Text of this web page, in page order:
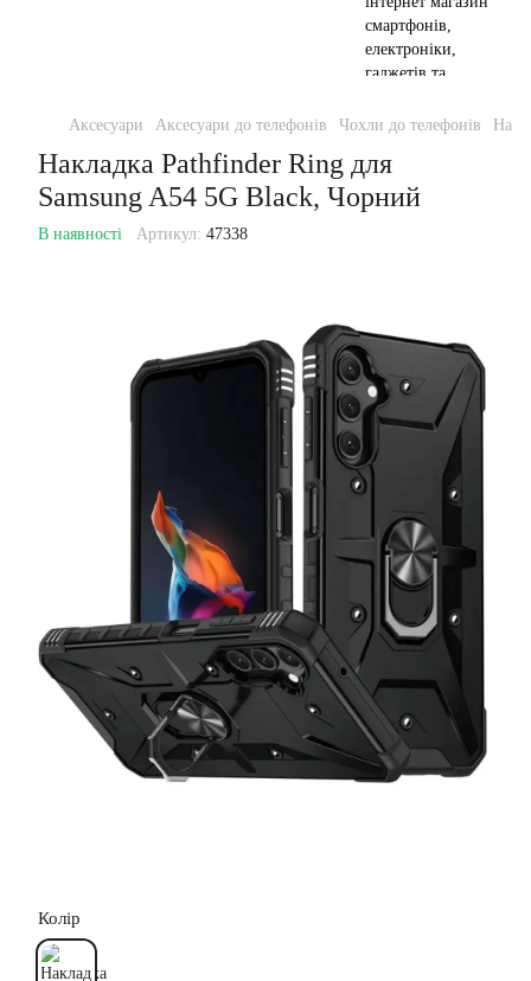
Аксесуари Аксесуари до телефонів Чохли до телефонів
Накладка Pathfinder Ring для
Samsung A54 5G Black, Чорний
В наявності Артикул: 47338
Колір